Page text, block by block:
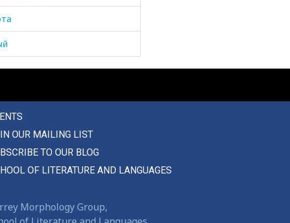
OUR MAILING LIST
TO OUR BLOG
OF LITERATURE AND LANGUAGES
Morphology Group,